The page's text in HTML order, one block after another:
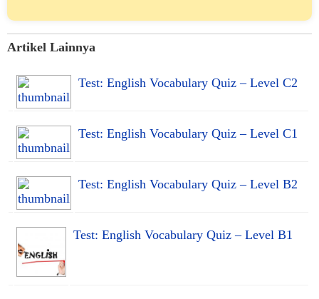
Artikel Lainnya
Test: English Vocabulary Quiz – Level C2
Test: English Vocabulary Quiz – Level C1
Test: English Vocabulary Quiz – Level B2
Test: English Vocabulary Quiz – Level B1